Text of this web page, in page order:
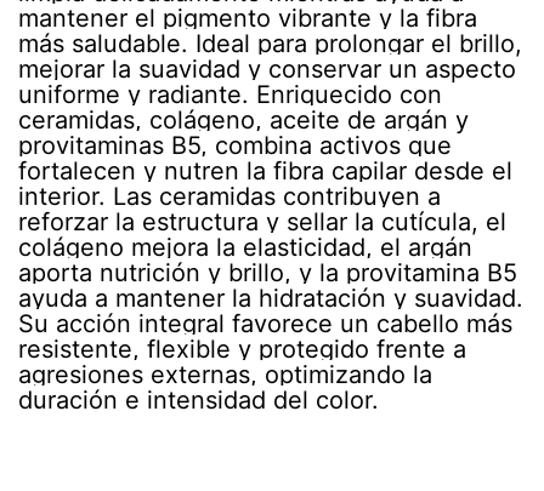
mantener el pigmento vibrante y la fibra
más saludable. Ideal para prolongar el brillo,
mejorar la suavidad y conservar un aspecto
uniforme y radiante. Enriquecido con
ceramidas, colágeno, aceite de argán y
provitaminas B5, combina activos que
fortalecen y nutren la fibra capilar desde el
interior. Las ceramidas contribuyen a
reforzar la estructura y sellar la cutícula, el
colágeno mejora la elasticidad, el argán
aporta nutrición y brillo, y la provitamina B5
ayuda a mantener la hidratación y suavidad.
Su acción integral favorece un cabello más
resistente, flexible y protegido frente a
agresiones externas, optimizando la
duración e intensidad del color.